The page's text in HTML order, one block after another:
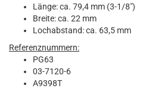
Länge: ca. 79,4 mm (3-1/8")
Breite: ca. 22 mm
Lochabstand: ca. 63,5 mm
Referenznummern:
PG63
03-7120-6
A9398T